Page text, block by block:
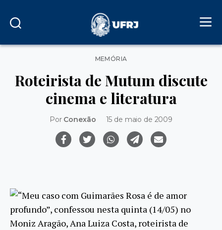
Categorias
MEMÓRIA
Roteirista de Mutum discute
cinema e literatura
Por Conexão 15 de maio de 2009
“Meu caso com Guimarães Rosa é de amor
profundo”, confessou nesta quinta (14/05) no
Moniz Aragão, Ana Luiza Costa, roteirista de